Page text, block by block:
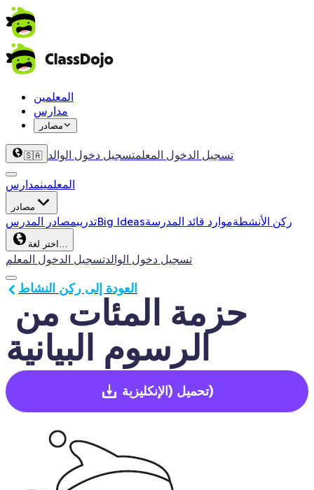
المعلمين
مدارس
مصادر
🇸🇦 تسجيل الدخول المعلمتسجيل دخول الوالد
المعلمينمدارس
مصادر
تدريبمصادر المدرس Big Ideas ركن الأنشطةموارد قائد المدرسة
اختر لغة…
تسجيل الدخول المعلمتسجيل دخول الوالد
الرسوم البيانية
العودة إلى ركن النشاط
تحميل(الإنكليزية)